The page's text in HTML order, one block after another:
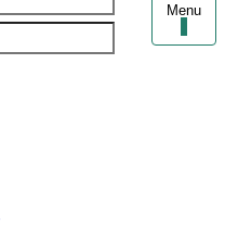
Menu